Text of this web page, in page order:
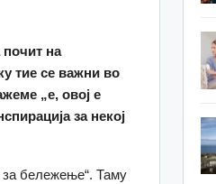
почит на
тие се важни во
„е, овој е
за некој
за бележење“. Таму